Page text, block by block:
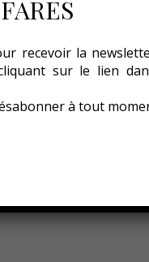
Changer ?
recevoir la
sur le lien
à tout